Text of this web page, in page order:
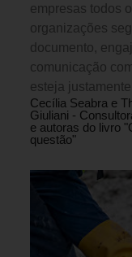
empresas todos
organizações
documento,
comunicação
esteja
Cecília Seabra e
Giuliani -
e autoras do livro
questão"